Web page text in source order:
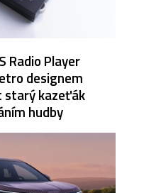
Radio Player
designem
starý kazeťák
hudby